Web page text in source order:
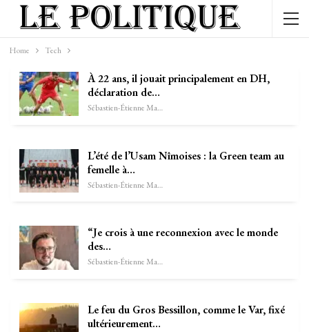
Home Tech
À 22 ans, il jouait principalement en DH,
déclaration de…
Sébastien-Étienne Marechal
L’été de l’Usam Nîmoises : la Green team au
femelle à…
Sébastien-Étienne Marechal
“Je crois à une reconnexion avec le monde
des…
Sébastien-Étienne Marechal
Le feu du Gros Bessillon, comme le Var, fixé
ultérieurement…